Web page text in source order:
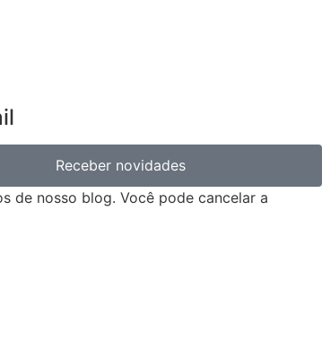
Receber novidades
de nosso blog. Você pode cancelar a